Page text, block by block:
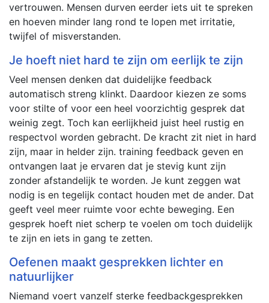
vertrouwen. Mensen durven eerder iets uit te spreken
en hoeven minder lang rond te lopen met irritatie,
twijfel of misverstanden.
Je hoeft niet hard te zijn om eerlijk te zijn
Veel mensen denken dat duidelijke feedback
automatisch streng klinkt. Daardoor kiezen ze soms
voor stilte of voor een heel voorzichtig gesprek dat
weinig zegt. Toch kan eerlijkheid juist heel rustig en
respectvol worden gebracht. De kracht zit niet in hard
zijn, maar in helder zijn. training feedback geven en
ontvangen laat je ervaren dat je stevig kunt zijn
zonder afstandelijk te worden. Je kunt zeggen wat
nodig is en tegelijk contact houden met de ander. Dat
geeft veel meer ruimte voor echte beweging. Een
gesprek hoeft niet scherp te voelen om toch duidelijk
te zijn en iets in gang te zetten.
Oefenen maakt gesprekken lichter en
natuurlijker
Niemand voert vanzelf sterke feedbackgesprekken